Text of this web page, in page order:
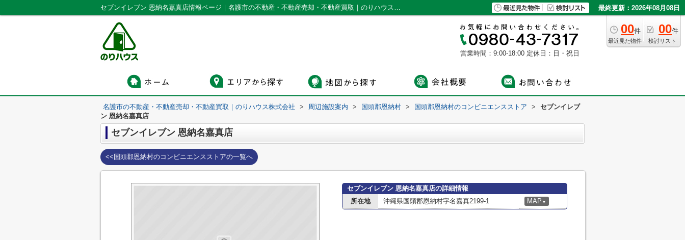
セブンイレブン 恩納名嘉真店情報ページ｜名護市の不動産・不動産売却・不動産買取｜のりハウス株式会社 最終更新：2026年08月08日
00件
最近見た物件
00件
検討リスト
営業時間：9:00-18:00 定休日：日・祝日
名護市の不動産・不動産売却・不動産買取｜のりハウス株式会社 > 周辺施設案内 > 国頭郡恩納村 > 国頭郡恩納村のコンビニエンスストア >
セブンイレブ
ン 恩納名嘉真店
セブンイレブン 恩納名嘉真店
<<国頭郡恩納村のコンビニエンスストアの一覧へ
セブンイレブン 恩納名嘉真店の詳細情報
所在地
沖縄県国頭郡恩納村字名嘉真2199-1 MAP ▼